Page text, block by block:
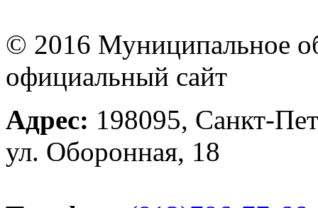
© 2016 Муниципальное
официальный сайт
Адрес: 198095, Санкт-
ул. Оборонная, 18